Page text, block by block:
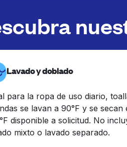
Lavado y doblado
para la ropa de uso diario,
se lavan a 90°F y se
disponible a solicitud. No
mixto o lavado separado.